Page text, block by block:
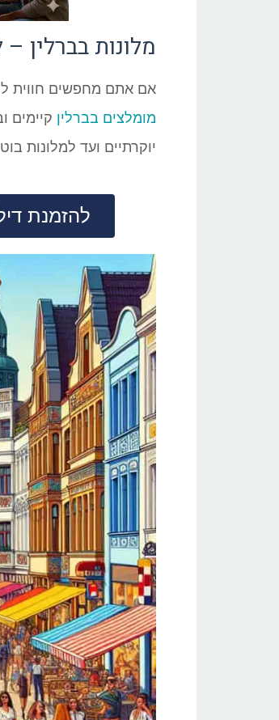
מלונות בברלין
אם אתם מחפשים חווית
מומלצים בברלין קיימים
יוקרתיים ועד למלונות
להזמנת